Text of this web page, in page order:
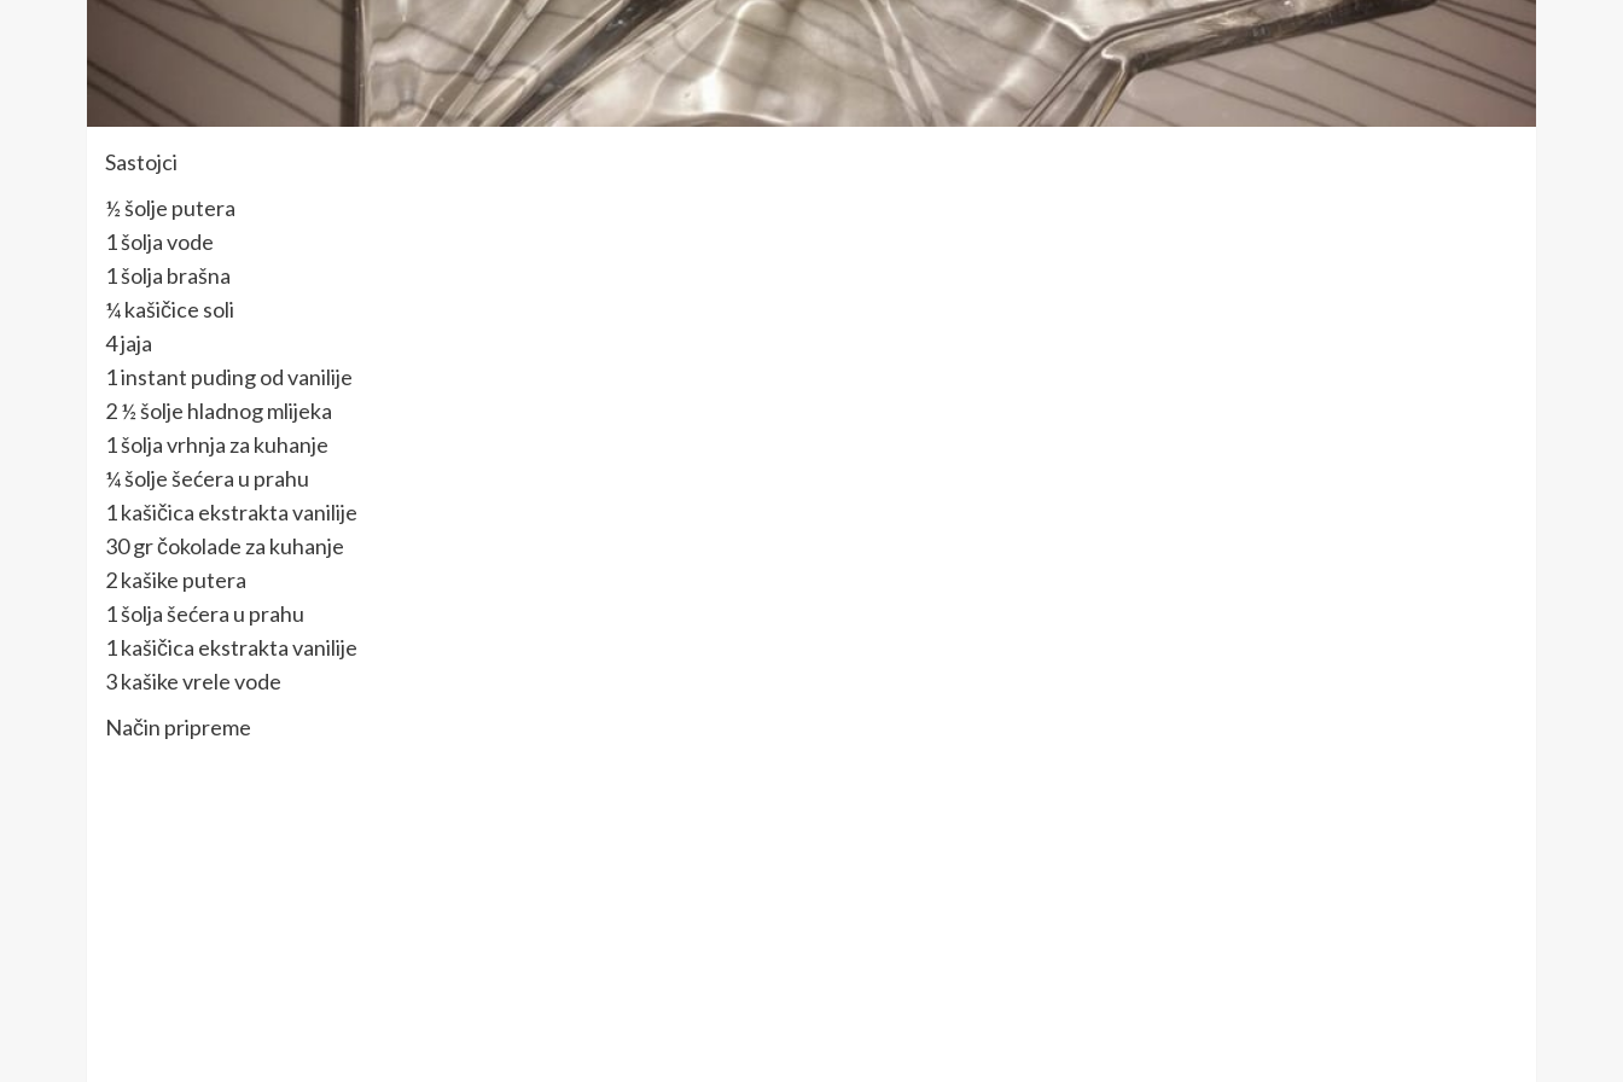
Sastojci
½ šolje putera
1 šolja vode
1 šolja brašna
¼ kašičice soli
4 jaja
1 instant puding od vanilije
2 ½ šolje hladnog mlijeka
1 šolja vrhnja za kuhanje
¼ šolje šećera u prahu
1 kašičica ekstrakta vanilije
30 gr čokolade za kuhanje
2 kašike putera
1 šolja šećera u prahu
1 kašičica ekstrakta vanilije
3 kašike vrele vode
Način pripreme